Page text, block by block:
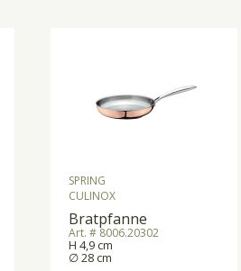
SPRING
CULINOX
Bratpfanne
Art. # 8006.20302
H 4,9 cm
∅ 28 cm